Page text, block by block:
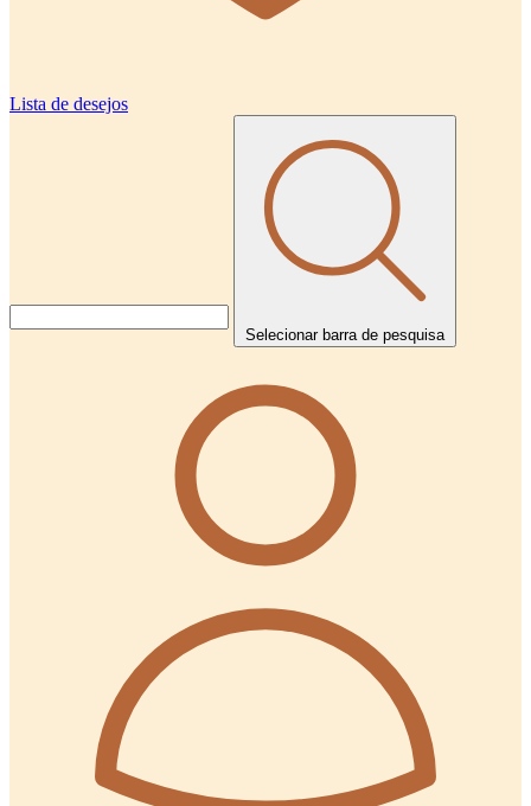
Lista de desejos
Selecionar barra de pesquisa